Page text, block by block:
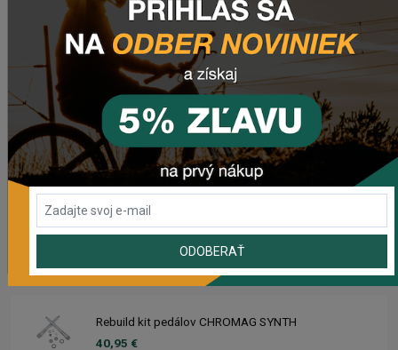
119,95 €
Sedlo CHROMAG LIMBER
98,50 €
Zimušné Rukavice CHROMAG SIGNAL
44,95 €
Sedlo CHROMAG TRAILMASTER DT V2
Rebuild kit pedálov CHROMAG SYNTH
40,95 €
ODOBERAŤ